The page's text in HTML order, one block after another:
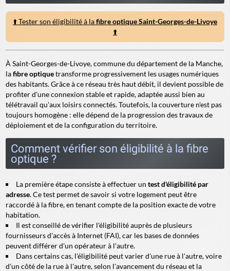
⬆️ Tester son éligibilité à lafibre optique Saint-Georges-de-Livoye
⬆️
À Saint-Georges-de-Livoye, commune du département de la Manche,
lafibre optiquetransforme progressivement les usages numériques
des habitants. Grâce à ce réseau très haut débit, il devient possible de
profiter d'une connexion stable et rapide, adaptée aussi bien au
télétravail qu'aux loisirs connectés. Toutefois, la couverture n'est pas
toujours homogène : elle dépend de la progression des travaux de
déploiement et de la configuration du territoire.
Comment vérifier son éligibilité à la fibre
optique ?
La première étape consiste à effectuer un test d'éligibilité par
adresse. Ce test permet de savoir si votre logement peut être
raccordé à la fibre, en tenant compte de la position exacte de votre
habitation.
Il est conseillé de vérifier l'éligibilité auprès de plusieurs
fournisseurs d'accès à Internet (FAI), car les bases de données
peuvent différer d'un opérateur à l'autre.
Dans certains cas, l'éligibilité peut varier d'une rue à l'autre, voire
d'un côté de la rue à l'autre, selon l'avancement du réseau et la